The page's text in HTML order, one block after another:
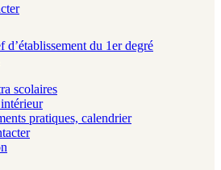
d’établissement du 1er degré
scolaires
pratiques, calendrier